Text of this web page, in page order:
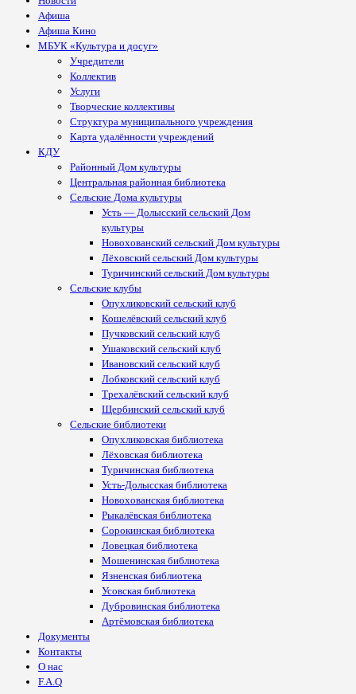
Афиша
Афиша Кино
МБУК «Культура и досуг»
Учредители
Коллектив
Услуги
Творческие коллективы
Структура муниципального учреждения
Карта удалённости учреждений
КДУ
Районный Дом культуры
Центральная районная библиотека
Сельские Дома культуры
Усть — Долысский сельский Дом
культуры
Новохованский сельский Дом культуры
Лёховский сельский Дом культуры
Туричинский сельский Дом культуры
Сельские клубы
Опухликовский сельский клуб
Кошелёвский сельский клуб
Пучковский сельский клуб
Ушаковский сельский клуб
Ивановский сельский клуб
Лобковский сельский клуб
Трехалёвский сельский клуб
Щербинский сельский клуб
Сельские библиотеки
Опухликовская библиотека
Лёховская библиотека
Туричинская библиотека
Усть-Долысская библиотека
Новохованская библиотека
Рыкалёвская библиотека
Сорокинская библиотека
Ловецкая библиотека
Мошенинская библиотека
Язненская библиотека
Усовская библиотека
Дубровинская библиотека
Артёмовская библиотека
Документы
Контакты
О нас
F.A.Q